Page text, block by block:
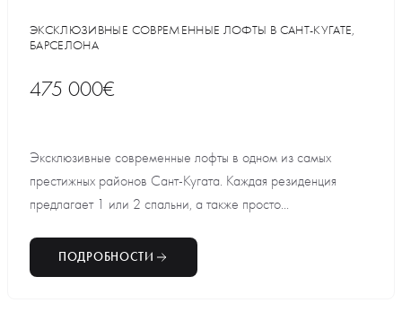
ЭКСКЛЮЗИВНЫЕ СОВРЕМЕННЫЕ ЛОФТЫ В САНТ-КУГАТЕ,
БАРСЕЛОНА
475 000€
Эксклюзивные современные лофты в одном из самых
престижных районов Сант-Кугата. Каждая резиденция
предлагает 1 или 2 спальни, а также просто...
ПОДРОБНОСТИ